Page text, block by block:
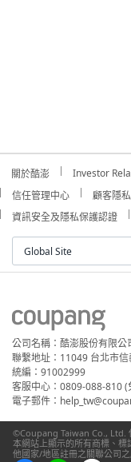
關於酷澎 Investor
信任管理中心
顧客隱
資訊安全及隱私保護認證
Global Site
公司名稱：酷澎股份有限公
聯繫地址：11049 台北市
統編：91002999
客服中心：0809-088-810
電子郵件：
©Coupang Taiwan Co., Ltd.
本網站上顯示的所有商標、
他國家/地區註冊之關聯公司之